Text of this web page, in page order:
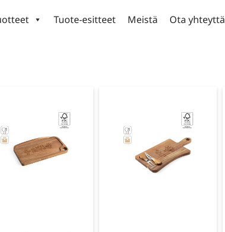
Tuote-esitteet Meistä Ota yhteyttä